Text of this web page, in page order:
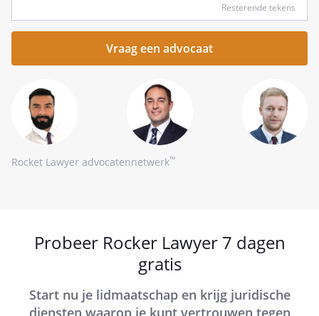
hier
kort
vraag
Resterende tekens
Rocket Lawyer advocatennetwerk™
Probeer Rocker Lawyer 7 dagen
gratis
Start nu je lidmaatschap en krijg juridische
diensten waarop je kunt vertrouwen tegen